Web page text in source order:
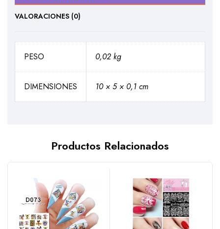
VALORACIONES (0)
PESO 0,02 kg
DIMENSIONES 10 × 5 × 0,1 cm
Productos Relacionados